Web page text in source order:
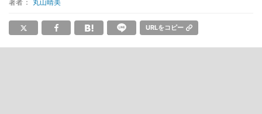
著者： 丸山晴美
URLをコピー